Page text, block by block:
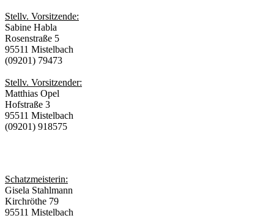
Stellv. Vorsitzende:
Sabine Habla
Rosenstraße 5
95511 Mistelbach
(09201) 79473
Stellv. Vorsitzender:
Matthias Opel
Hofstraße 3
95511 Mistelbach
(09201) 918575
Schatzmeisterin:
Gisela Stahlmann
Kirchröthe 79
95511 Mistelbach